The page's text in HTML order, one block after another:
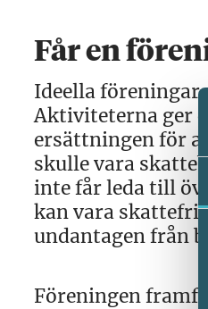
Får en
Ideella föreningar
Aktiviteterna ger
ersättningen för
skulle vara
inte får leda till
kan vara
undantagen från
Föreningen